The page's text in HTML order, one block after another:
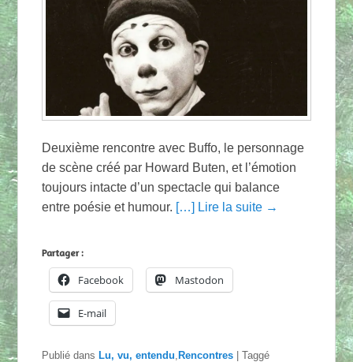
Deuxième rencontre avec Buffo, le personnage
de scène créé par Howard Buten, et l’émotion
toujours intacte d’un spectacle qui balance
entre poésie et humour. […] Lire la suite →
Partager :
Facebook Mastodon
E-mail
Publié dans Lu, vu, entendu Rencontres |Taggé